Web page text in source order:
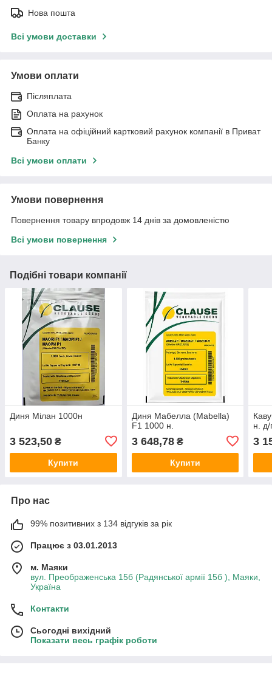
Нова пошта
Всі умови доставки
Умови оплати
Післяплата
Оплата на рахунок
Оплата на офіційний картковий рахунок компанії в Приват
Банку
Всі умови оплати
Умови повернення
Повернення товару впродовж 14 днів за домовленістю
Всі умови повернення
Подібні товари компанії
Диня Мілан 1000н
3 523,50 ₴
Купити
Диня Мабелла (Mabella)
F1 1000 н.
3 648,78₴
Купити
н.
3
Про нас
99% позитивних з 134 відгуків за рік
Працює з 03.01.2013
м. Маяки
вул. Преображенська 15б (Радянської армії 15б ), Маяки,
Україна
Контакти
Сьогодні вихідний
Показати весь графік роботи